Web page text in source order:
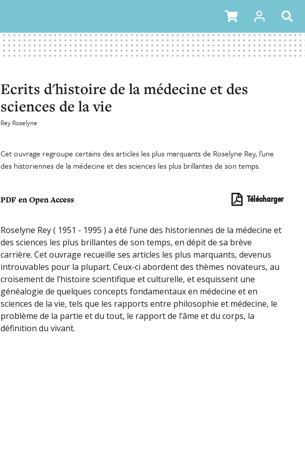
Ecrits d'histoire de la médecine et des
sciences de la vie
Rey Roselyne
Cet ouvrage regroupe certains des articles les plus marquants de Roselyne Rey, l’une
des historiennes de la médecine et des sciences les plus brillantes de son temps.
PDF en Open Access Télécharger
Roselyne Rey ( 1951 - 1995 ) a été l’une des historiennes de la médecine et
des sciences les plus brillantes de son temps, en dépit de sa brève
carrière. Cet ouvrage recueille ses articles les plus marquants, devenus
introuvables pour la plupart. Ceux-ci abordent des thèmes novateurs, au
croisement de l’histoire scientifique et culturelle, et esquissent une
généalogie de quelques concepts fondamentaux en médecine et en
sciences de la vie, tels que les rapports entre philosophie et médecine, le
problème de la partie et du tout, le rapport de l’âme et du corps, la
définition du vivant.